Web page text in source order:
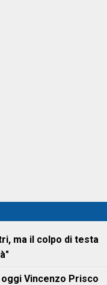
ma il colpo di testa
oggi Vincenzo Prisco